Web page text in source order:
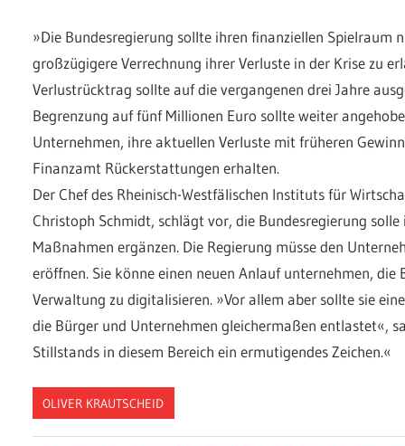
»Die Bundesregierung sollte ihren finanziellen Spielraum
großzügigere Verrechnung ihrer Verluste in der Krise zu
Verlustrücktrag sollte auf die vergangenen drei Jahre
Begrenzung auf fünf Millionen Euro sollte weiter
Unternehmen, ihre aktuellen Verluste mit früheren
Finanzamt Rückerstattungen erhalten.
Der Chef des Rheinisch-Westfälischen Instituts für
Christoph Schmidt, schlägt vor, die Bundesregierung
Maßnahmen ergänzen. Die Regierung müsse den
eröffnen. Sie könne einen neuen Anlauf unternehmen,
Verwaltung zu digitalisieren. »Vor allem aber sollte sie
die Bürger und Unternehmen gleichermaßen entlastet«,
Stillstands in diesem Bereich ein ermutigendes Zeichen.«
OLIVER KRAUTSCHEID